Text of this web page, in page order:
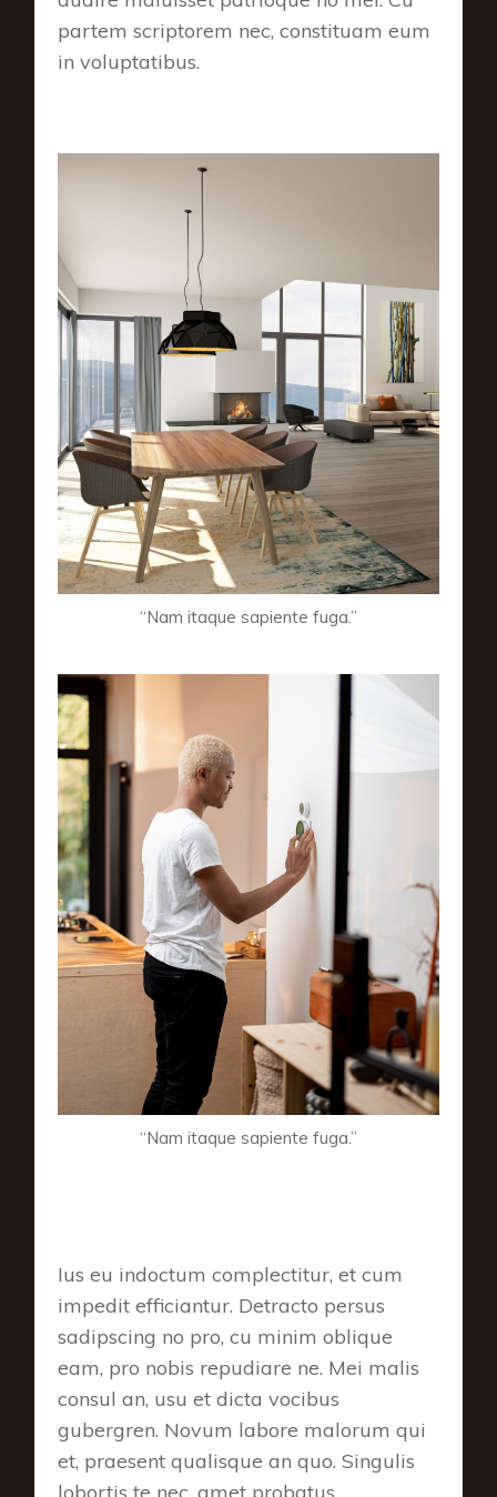
partem scriptorem nec, constituam eum
in voluptatibus.
“Nam itaque sapiente fuga.”
“Nam itaque sapiente fuga.”
Ius eu indoctum complectitur, et cum
impedit efficiantur. Detracto persus
sadipscing no pro, cu minim oblique
eam, pro nobis repudiare ne. Mei malis
consul an, usu et dicta vocibus
gubergren. Novum labore malorum qui
et, praesent qualisque an quo. Singulis
lobortis te nec, amet probatus.